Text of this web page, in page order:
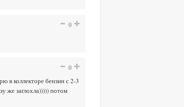
0
0
в коллекторе бензин с 2-3
же заглохла))))) потом